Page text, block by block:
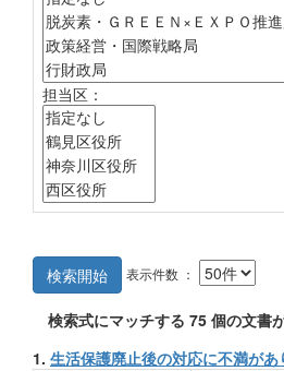
担当区：
検索開始 表示件数 ：
検索式にマッチする 75 個の文書
1. 生活保護廃止後の対応に不満があ